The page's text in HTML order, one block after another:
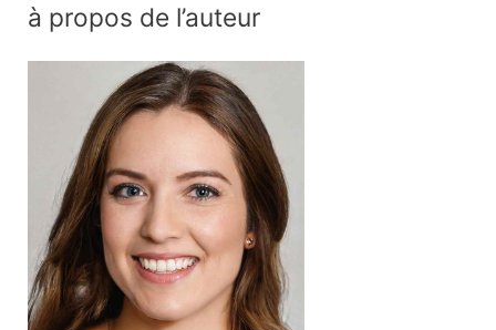
h
:
à propos de l’auteur